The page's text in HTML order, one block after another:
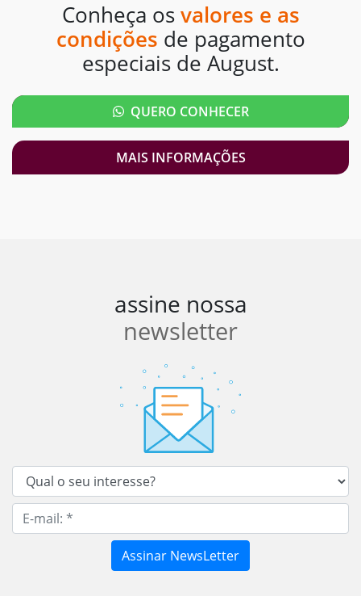
Conheça os valores e as
condições de pagamento
especiais de August.
QUERO CONHECER
MAIS INFORMAÇÕES
assine nossa
newsletter